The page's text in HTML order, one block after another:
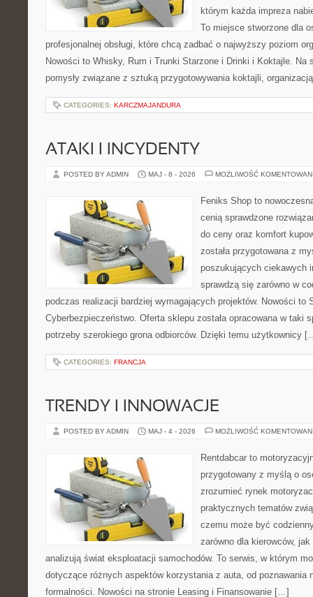
którym każda impreza
To miejsce stworzone dla
profesjonalnej obsługi, które chcą zadbać o najwyższy poziom
Nowości to Whisky, Rum i Trunki Starzone i Drinki i Koktajle. Na
pomysły związane z sztuką przygotowywania koktajli,
CATEGORIES: KARCZMAJANDURA
ATAKI I INCYDENTY
POSTED BY ADMIN MAJ - 8 - 2026 MOŻLIWOŚĆ
Feniks Shop to
cenią sprawdzone
do ceny oraz komfort
została przygotowana z
poszukujących ciekawych
sprawdzą się zarówno w
podczas realizacji bardziej wymagających projektów. Nowości to
Cyberbezpieczeństwo. Oferta sklepu została opracowana w taki
potrzeby szerokiego grona odbiorców. Dzięki temu użytkownicy
CATEGORIES: FRANCJA
TRENDY I INNOWACJE
POSTED BY ADMIN MAJ - 4 - 2026 MOŻLIWOŚĆ
Rentdabcar to
przygotowany z myślą o
zrozumieć rynek
praktycznych tematów
czemu może być
zarówno dla kierowców,
analizują świat eksploatacji samochodów. To serwis, w którym
dotyczące różnych aspektów korzystania z auta, od poznawania
formalności. Nowości na stronie Leasing i Finansowanie […]